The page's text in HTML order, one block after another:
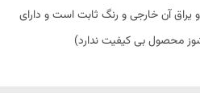
آن خارجی و رنگ ثابت است و دارای
محصول بی کیفیت ندارد)